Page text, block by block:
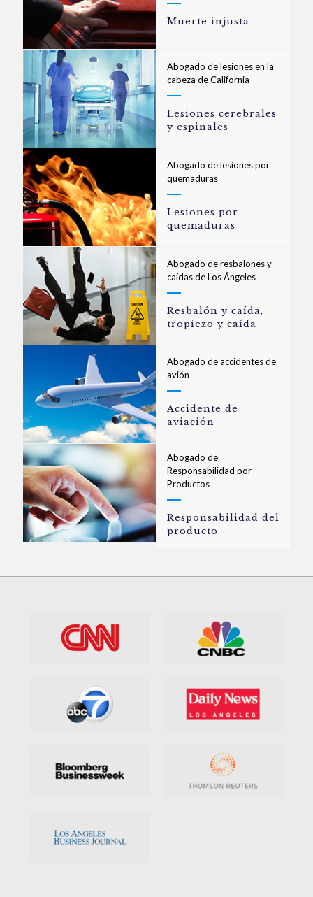
Muerte injusta
Abogado de lesiones en la
cabeza de California
Lesiones cerebrales
y espinales
Abogado de lesiones por
quemaduras
Lesiones por
quemaduras
Abogado de resbalones y
caídas de Los Ángeles
Resbalón y caída,
tropiezo y caída
Abogado de accidentes de
avión
Accidente de
aviación
Abogado de
Responsabilidad por
Productos
Responsabilidad del
producto